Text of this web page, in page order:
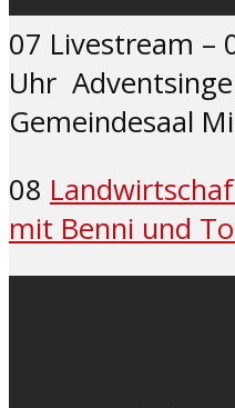
07 Livestream –
Uhr
Gemeindesaal
08
mit Benni und